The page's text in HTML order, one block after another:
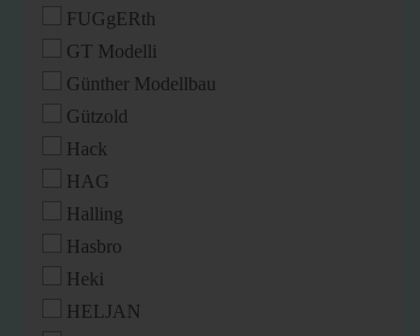
FUGgERth
GT Modelli
Günther Modellbau
Gützold
Hack
HAG
Halling
Hasbro
Heki
HELJAN